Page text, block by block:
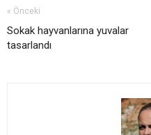
« Önceki
Sokak hayvanlarına yuvalar
tasarlandı